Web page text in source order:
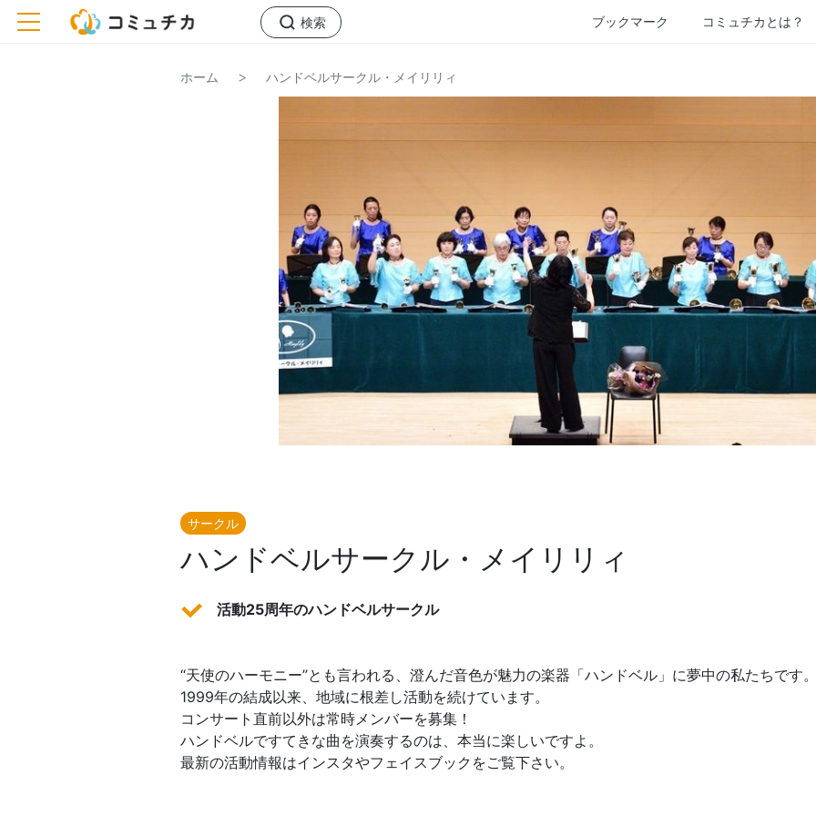
toggle navigation 検索 ブックマーク コミュチカとは？
ホーム > ハンドベルサークル・メイリリィ
サークル
ハンドベルサークル・メイリリィ
活動25周年のハンドベルサークル
“天使のハーモニー”とも言われる、澄んだ音色が魅力の楽器「ハンドベル」に夢中の私たちです
1999年の結成以来、地域に根差し活動を続けています。
コンサート直前以外は常時メンバーを募集！
ハンドベルですてきな曲を演奏するのは、本当に楽しいですよ。
最新の活動情報はインスタやフェイスブックをご覧下さい。